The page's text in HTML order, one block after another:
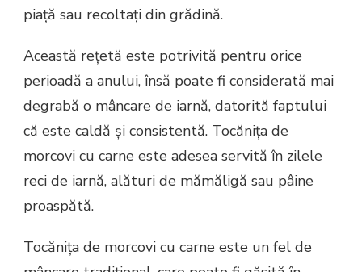
piață sau recoltați din grădină.
Această rețetă este potrivită pentru orice
perioadă a anului, însă poate fi considerată mai
degrabă o mâncare de iarnă, datorită faptului
că este caldă și consistentă. Tocănița de
morcovi cu carne este adesea servită în zilele
reci de iarnă, alături de mămăligă sau pâine
proaspătă.
Tocănița de morcovi cu carne este un fel de